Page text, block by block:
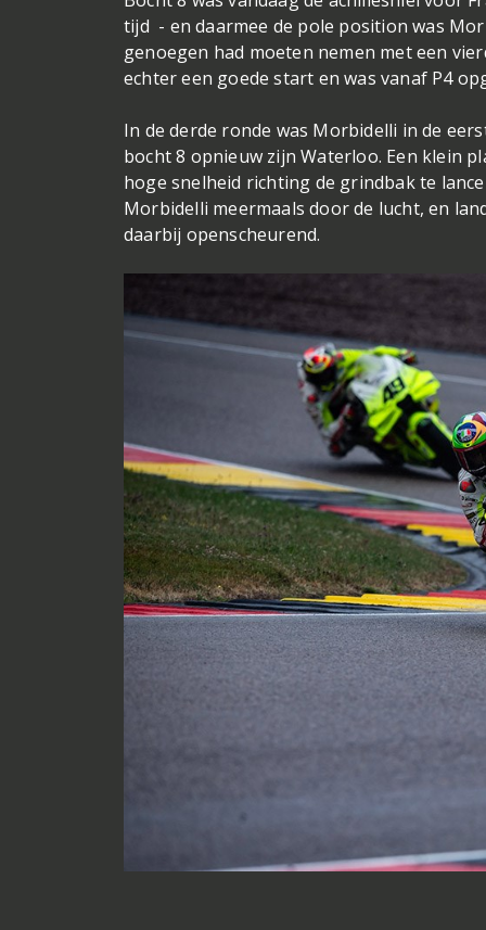
tijd - en daarmee de pole position was
genoegen had moeten nemen met een
echter een goede start en was vanaf P4
In de derde ronde was Morbidelli in de
bocht 8 opnieuw zijn Waterloo. Een klein
hoge snelheid richting de grindbak te
Morbidelli meermaals door de lucht, en
daarbij openscheurend.